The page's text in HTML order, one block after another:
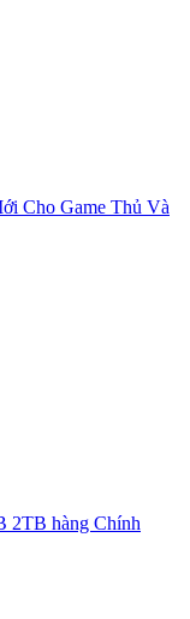
Cho Game Thủ Và
2TB hàng Chính